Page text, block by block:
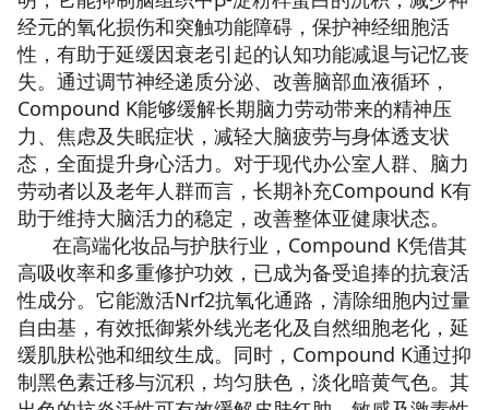
经元的氧化损伤和突触功能障碍，保护神经细胞活
性，有助于延缓因衰老引起的认知功能减退与记忆丧
失。通过调节神经递质分泌、改善脑部血液循环，
Compound K能够缓解长期脑力劳动带来的精神压
力、焦虑及失眠症状，减轻大脑疲劳与身体透支状
态，全面提升身心活力。对于现代办公室人群、脑力
劳动者以及老年人群而言，长期补充Compound K有
助于维持大脑活力的稳定，改善整体亚健康状态。
在高端化妆品与护肤行业，Compound K凭借其
高吸收率和多重修护功效，已成为备受追捧的抗衰活
性成分。它能激活Nrf2抗氧化通路，清除细胞内过量
自由基，有效抵御紫外线光老化及自然细胞老化，延
缓肌肤松弛和细纹生成。同时，Compound K通过抑
制黑色素迁移与沉积，均匀肤色，淡化暗黄气色。其